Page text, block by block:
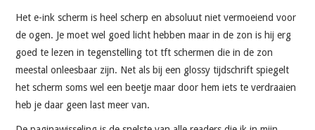
Het e-ink scherm is heel scherp en absoluut niet vermoeiend voor
de ogen. Je moet wel goed licht hebben maar in de zon is hij erg
goed te lezen in tegenstelling tot tft schermen die in de zon
meestal onleesbaar zijn. Net als bij een glossy tijdschrift spiegelt
het scherm soms wel een beetje maar door hem iets te verdraaien
heb je daar geen last meer van.